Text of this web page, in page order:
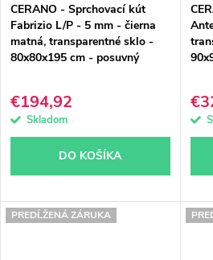
CERANO - Sprchovací kút
Fabrizio L/P - 5 mm - čierna
matná, transparentné sklo -
80x80x195 cm - posuvný
€194,92
Skladom
DO KOŠÍKA
PREDĹŽENÁ ZÁRUKA